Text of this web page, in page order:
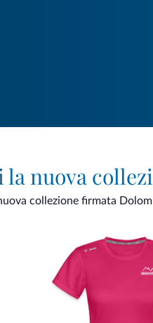
nuova
collezione firmata